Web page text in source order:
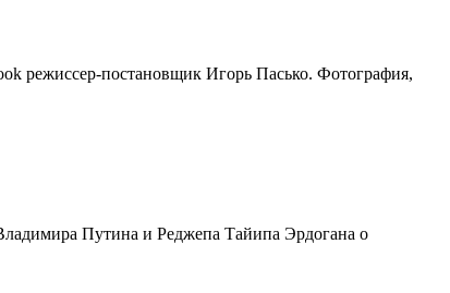
режиссер-постановщик Игорь Пасько. Фотография,
Путина и Реджепа Тайипа Эрдогана о